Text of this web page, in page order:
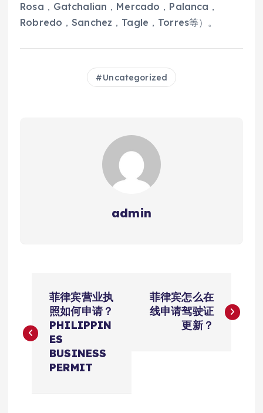
Rosa，Gatchalian，Mercado，Palanca，
Robredo，Sanchez，Tagle，Torres等）。
Uncategorized
admin
导
菲律宾营业执
照如何申请？
PHILIPPIN
ES
BUSINESS
PERMIT
菲律宾怎么在
线申请驾驶证
更新？